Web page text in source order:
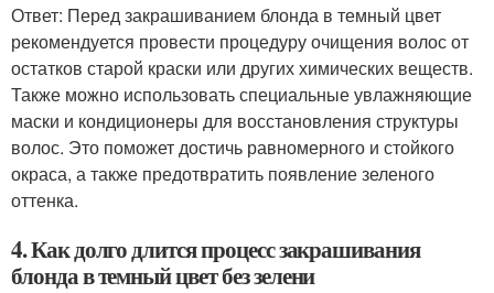
Ответ: Перед закрашиванием блонда в темный цвет
рекомендуется провести процедуру очищения волос от
остатков старой краски или других химических веществ.
Также можно использовать специальные увлажняющие
маски и кондиционеры для восстановления структуры
волос. Это поможет достичь равномерного и стойкого
окраса, а также предотвратить появление зеленого
оттенка.
4. Как долго длится процесс закрашивания
блонда в темный цвет без зелени